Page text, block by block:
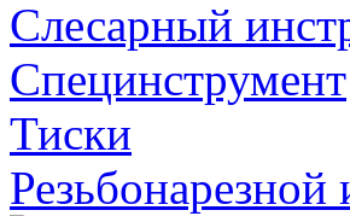
Слесарный
Специнструмент
Тиски
Резьбонарезной